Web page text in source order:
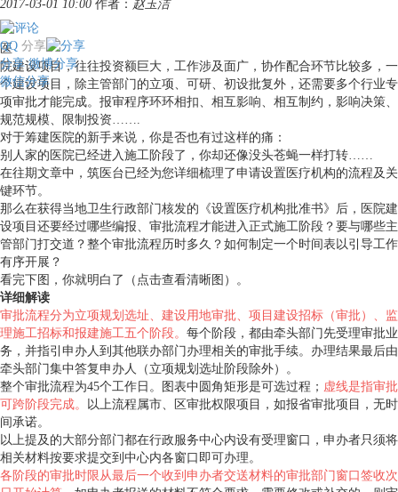
2017-03-01 10:00 作者： 赵玉洁
分享
QQ
分享 微博分享
微信分享
医
院建设项目，往往投资额巨大，工作涉及面广，协作配合环节比较多，一
个建设项目，除主管部门的立项、可研、初设批复外，还需要多个行业专
项审批才能完成。报审程序环环相扣、相互影响、相互制约，影响决策、
规范规模、限制投资…….
对于筹建医院的新手来说，你是否也有过这样的痛：
别人家的医院已经进入施工阶段了，你却还像没头苍蝇一样打转……
在往期文章中，筑医台已经为您详细梳理了申请设置医疗机构的流程及关
键环节。
那么在获得当地卫生行政部门核发的《设置医疗机构批准书》后，医院建
设项目还要经过哪些编报、审批流程才能进入正式施工阶段？要与哪些主
管部门打交道？整个审批流程历时多久？如何制定一个时间表以引导工作
有序开展？
看完下图，你就明白了（点击查看清晰图）。
详细解读
审批流程分为立项规划选址、建设用地审批、项目建设招标（审批）、监
理施工招标和报建施工五个阶段。 每个阶段，都由牵头部门先受理审批业
务，并指引申办人到其他联办部门办理相关的审批手续。办理结果最后由
牵头部门集中答复申办人（立项规划选址阶段除外）。
整个审批流程为45个工作日。图表中圆角矩形是可选过程； 虚线是指审批
可跨阶段完成。
以上流程属市、区审批权限项目，如报省审批项目，无时
间承诺。
以上提及的大部分部门都在行政服务中心内设有受理窗口，申办者只须将
相关材料按要求提交到中心内各窗口即可办理。
各阶段的审批时限从最后一个收到申办者交送材料的审批部门窗口签收次